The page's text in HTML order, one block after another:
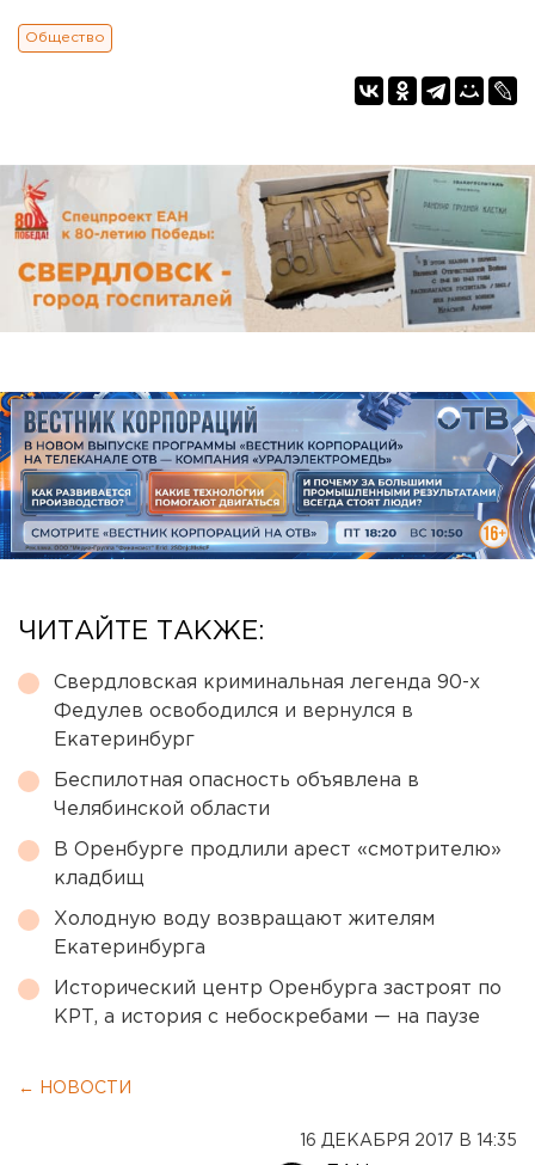
Общество
ЧИТАЙТЕ ТАКЖЕ:
Свердловская криминальная легенда 90-х
Федулев освободился и вернулся в
Екатеринбург
Беспилотная опасность объявлена в
Челябинской области
В Оренбурге продлили арест «смотрителю»
кладбищ
Холодную воду возвращают жителям
Екатеринбурга
Исторический центр Оренбурга застроят по
КРТ, а история с небоскребами — на паузе
← НОВОСТИ
16 ДЕКАБРЯ 2017 В 14:35